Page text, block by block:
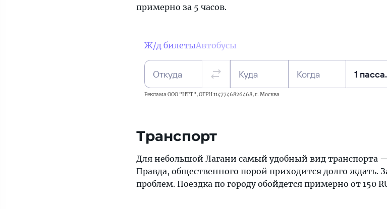
примерно за 5 часов.
Ж/д билетыАвтобусы
Откуда Куда Когда
Реклама ООО "НТТ", ОГРН 1147746826468, г. Москва
Транспорт
Для небольшой Лагани самый удобный вид транспорта
Правда, общественного порой приходится долго ждать.
проблем. Поездка по городу обойдется примерно от 150